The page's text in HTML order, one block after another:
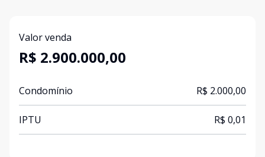
Valor venda
R$ 2.900.000,00
Condomínio R$ 2.000,00
IPTU R$ 0,01